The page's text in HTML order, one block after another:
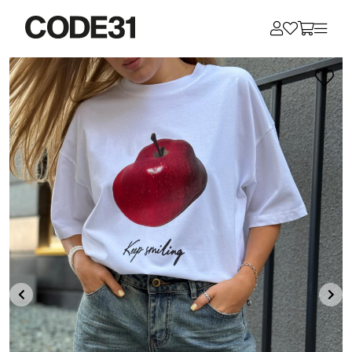
Для клиентов всех банков
Разбейте
оплату
на части
без переплат
График платежей
Сегодня
25%